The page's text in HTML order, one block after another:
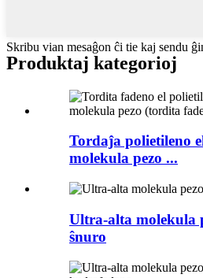
Skribu vian mesaĝon ĉi tie kaj sendu
Produktaj kategorioj
Tordaĵa polietileno
molekula pezo ...
Ultra-alta molekula
ŝnuro